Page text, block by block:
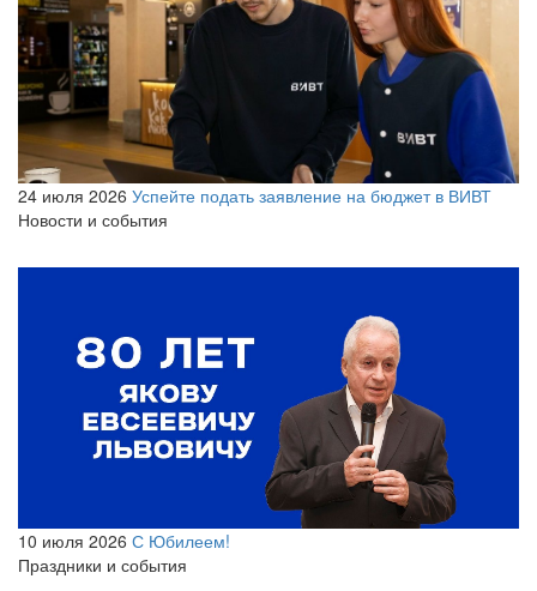
24 июля 2026 Успейте подать заявление на бюджет в ВИВТ
Новости и события
10 июля 2026 С Юбилеем!
Праздники и события